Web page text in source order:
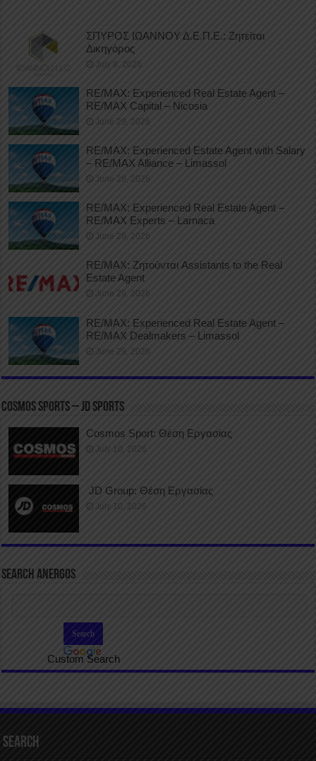
ΣΠΥΡΟΣ ΙΩΑΝΝΟΥ Δ.Ε.Π.Ε.: Ζητείται
Δικηγόρος
July 8, 2026
RE/MAX: Experienced Real Estate Agent –
RE/MAX Capital – Nicosia
June 29, 2026
RE/MAX: Experienced Estate Agent with Salary
– RE/MAX Alliance – Limassol
June 29, 2026
RE/MAX: Experienced Real Estate Agent –
RE/MAX Experts – Larnaca
June 29, 2026
RE/MAX: Ζητούνται Assistants to the Real
Estate Agent
June 29, 2026
RE/MAX: Experienced Real Estate Agent –
RE/MAX Dealmakers – Limassol
June 29, 2026
COSMOS SPORTS – JD SPORTS
Cosmos Sport: Θέση Εργασίας
July 10, 2026
JD Group: Θέση Εργασίας
July 10, 2026
SEARCH ANERGOS
Custom Search
Search